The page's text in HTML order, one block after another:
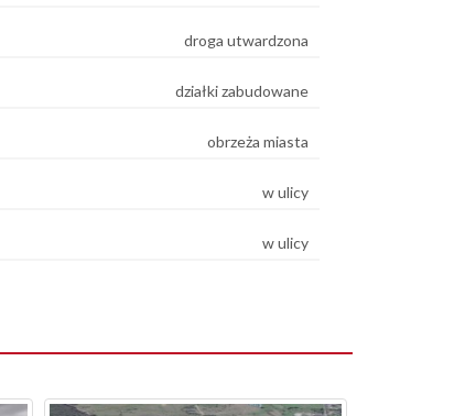
droga utwardzona
działki zabudowane
obrzeża miasta
w ulicy
w ulicy